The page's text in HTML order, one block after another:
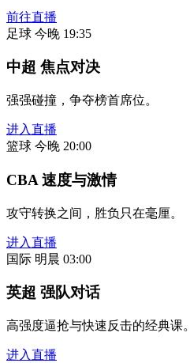
前往直播
足球 今晚 19:35
中超 焦点对决
强强碰撞，争夺榜首席位。
进入直播
篮球 今晚 20:00
CBA 速度与激情
攻守转换之间，胜负只在毫厘。
进入直播
国际 明晨 03:00
英超 强队对话
高强度逼抢与快速反击的经典课。
进入直播